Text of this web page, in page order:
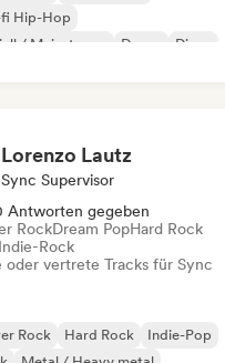
Hip-Hop
/ Mainstream
Dance
Disco
Lorenzo Lautz
Sync Supervisor
Antworten gegeben
RockDream PopHard Rock
Indie-Rock
oder vertrete Tracks für Sync
Rock Hard Rock
Indie-Pop